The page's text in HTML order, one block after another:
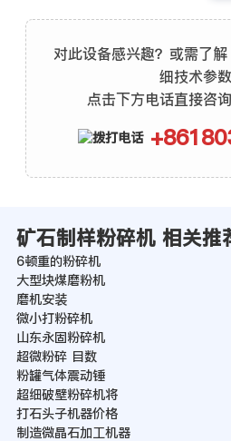
对此设备感兴趣？或需了
细技术参数
点击下方电话直接咨
矿石制样粉碎机 相关推
6顿重的粉碎机
大型块煤磨粉机
磨机安装
微小打粉碎机
山东永固粉碎机
超微粉碎 目数
粉罐气体震动锤
超细破壁粉碎机将
打石头子机器价格
制造微晶石加工机器